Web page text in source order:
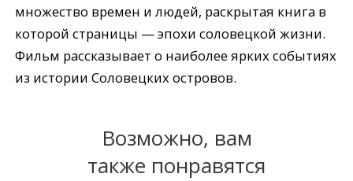
множество времен и людей, раскрытая книга в
которой страницы — эпохи соловецкой жизни.
Фильм рассказывает о наиболее ярких событиях
из истории Соловецких островов.
Возможно, вам
также понравятся